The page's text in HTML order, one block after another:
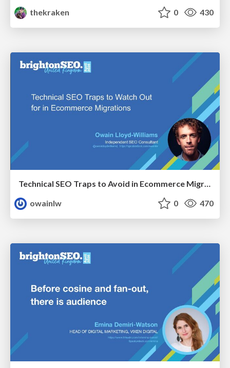
thekraken
0 430
Technical SEO Traps to Avoid in Ecommerce Migrations
owainlw
0 470